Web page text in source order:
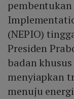
pembentukan
(NEPIO)
Presiden
badan khusus
menyiapkan
menuju